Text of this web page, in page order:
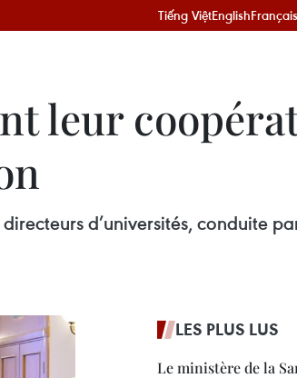
Tiếng ViệtEnglishFrançais
leur
d’universités, conduite
LES PLUS LUS
Le ministère de la